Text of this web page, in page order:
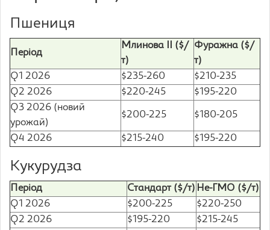
Пшениця
Період
Млинова II ($/
т)
Фуражна ($/
т)
Q1 2026
$235-260
$210-235
Q2 2026
$220-245
$195-220
Q3 2026 (новий
урожай)
$200-225 $180-205
Q4 2026 $215-240 $195-220
Кукурудза
Період Стандарт ($/т) Не-ГМО ($/т)
Q1 2026
$200-225
$220-250
Q2 2026
$195-220
$215-245